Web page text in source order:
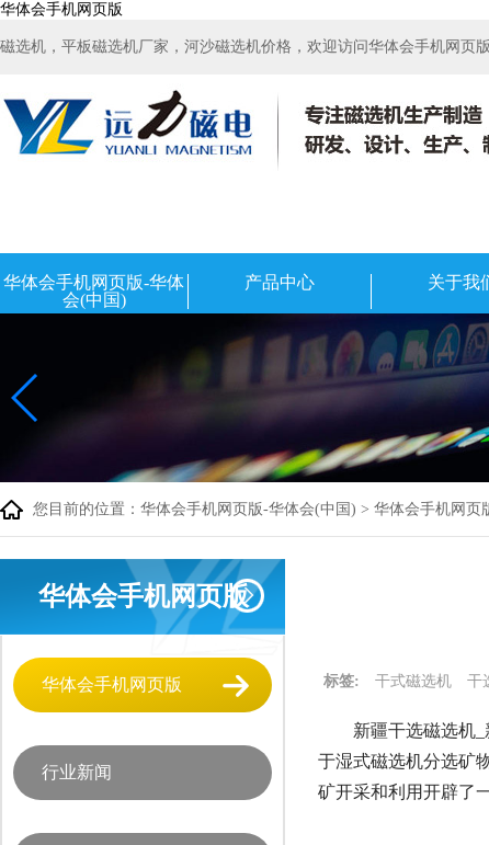
华体会手机网页版
磁选机，平板磁选机厂家，河沙磁选机价格，欢迎访问华体会手机网页
华体会手机网页版-华体
会(中国)
产品中心 关于我
您目前的位置： 华体会手机网页版-华体会(中国) > 华体会手机网页
华体会手机网页版
华体会手机网页版
行业新闻
标签: 干式磁选机 干
新疆干选磁选机_
于湿式磁选机分选矿
矿开采和利用开辟了